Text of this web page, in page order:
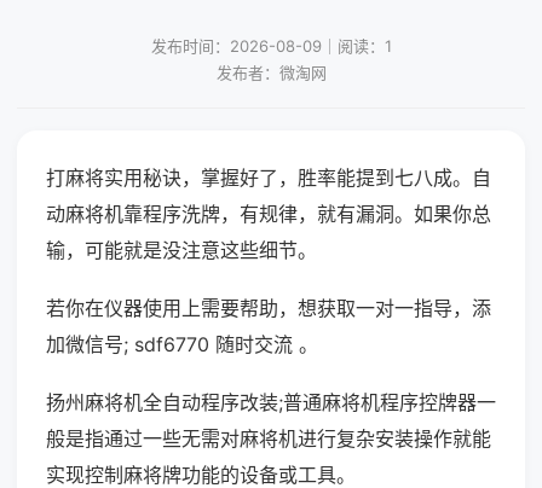
发布时间：2026-08-09｜阅读：1
发布者：微淘网
打麻将实用秘诀，掌握好了，胜率能提到七八成。自
动麻将机靠程序洗牌，有规律，就有漏洞。如果你总
输，可能就是没注意这些细节。
若你在仪器使用上需要帮助，想获取一对一指导，添
加微信号; sdf6770 随时交流 。
扬州麻将机全自动程序改装;普通麻将机程序控牌器一
般是指通过一些无需对麻将机进行复杂安装操作就能
实现控制麻将牌功能的设备或工具。